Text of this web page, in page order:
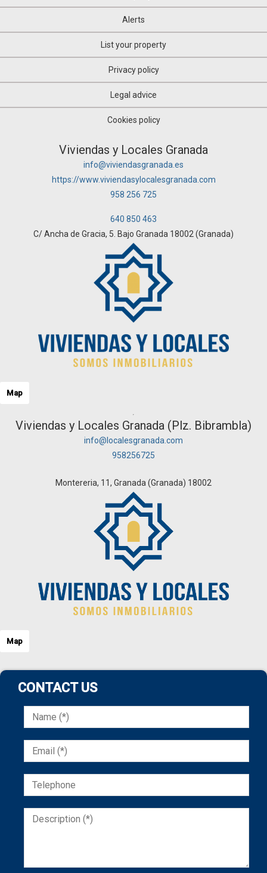
Alerts
List your property
Privacy policy
Legal advice
Cookies policy
Viviendas y Locales Granada
info@viviendasgranada.es
https://www.viviendasylocalesgranada.com
958 256 725
640 850 463
C/ Ancha de Gracia, 5. Bajo Granada 18002 (Granada)
Map
Viviendas y Locales Granada (Plz. Bibrambla)
info@localesgranada.com
958256725
Montereria, 11, Granada (Granada) 18002
Map
CONTACT US